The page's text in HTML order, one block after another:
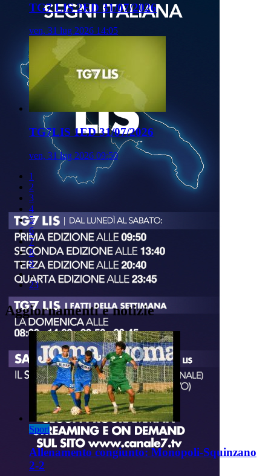
TG7 LIS 2ED 31/07/2026
ven, 31 lug 2026 14:05
TG7LIS 1ED 31/07/2026
ven, 31 lug 2026 09:50
1
2
3
4
5
6
7
8
9
..
23
Aggiornamenti e notizie
Sport
Allenamento congiunto: Monopoli-Squinzano
2-2